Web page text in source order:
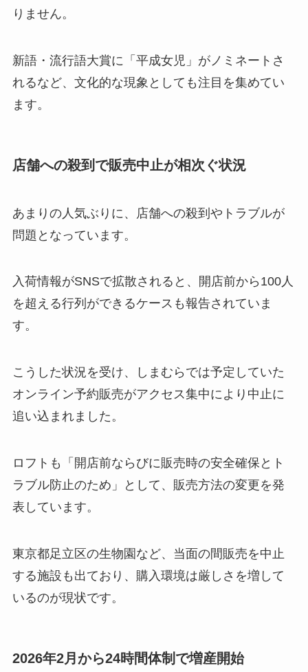
りません。
新語・流行語大賞に「平成女児」がノミネートさ
れるなど、文化的な現象としても注目を集めてい
ます。
店舗への殺到で販売中止が相次ぐ状況
あまりの人気ぶりに、店舗への殺到やトラブルが
問題となっています。
入荷情報がSNSで拡散されると、開店前から100人
を超える行列ができるケースも報告されていま
す。
こうした状況を受け、しまむらでは予定していた
オンライン予約販売がアクセス集中により中止に
追い込まれました。
ロフトも「開店前ならびに販売時の安全確保とト
ラブル防止のため」として、販売方法の変更を発
表しています。
東京都足立区の生物園など、当面の間販売を中止
する施設も出ており、購入環境は厳しさを増して
いるのが現状です。
2026年2月から24時間体制で増産開始